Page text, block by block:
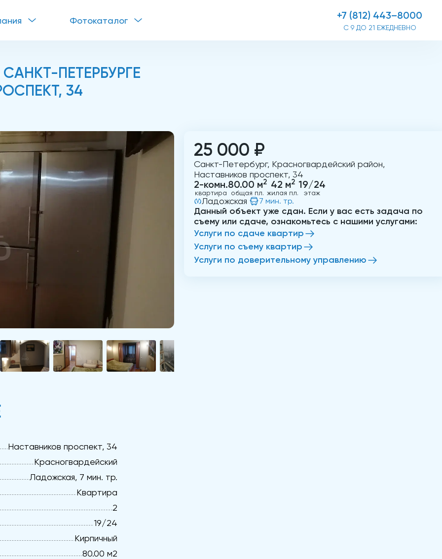
Фотокаталог +7 (812) 443–8000
С 9 ДО 21 ЕЖЕДНЕВНО
ПЕТЕРБУРГЕ
34
Наставников проспект, 34
Красногвардейский
Ладожская, 7 мин. тр.
Квартира
2
19/24
Кирпичный
80.00 м2
25 000 ₽
Санкт-Петербург, Красногвардейский район,
Наставников проспект, 34
2-комн.
квартира
80.00 м2
общая пл.
42 м2
жилая пл.
19/24
этаж
Ладожская 7 мин. тр.
Данный объект уже сдан. Если у вас есть задача по
съему или сдаче, ознакомьтесь с нашими услугами:
Услуги по сдаче квартир
Услуги по съему квартир
Услуги по доверительному управлению